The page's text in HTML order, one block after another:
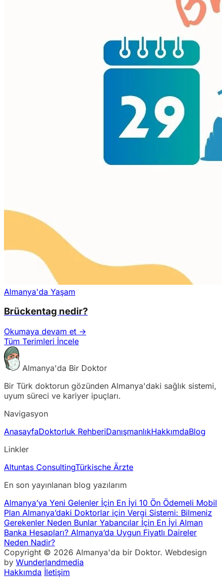
Almanya'da Yaşam
Brückentag nedir?
Okumaya devam et →
Tüm Terimleri İncele
Almanya'da Bir Doktor
Bir Türk doktorun gözünden Almanya'daki sağlık sistemi,
uyum süreci ve kariyer ipuçları.
Navigasyon
AnasayfaDoktorluk RehberiDanışmanlıkHakkımdaBlog
Linkler
Altuntas ConsultingTürkische Ärzte
En son yayınlanan blog yazılarım
Almanya’ya Yeni Gelenler İçin En İyi 10 Ön Ödemeli Mobil
Plan Almanya’daki Doktorlar için Vergi Sistemi: Bilmeniz
Gerekenler Neden Bunlar Yabancılar İçin En İyi Alman
Banka Hesapları? Almanya’da Uygun Fiyatlı Daireler
Neden Nadir?
Copyright © 2026 Almanya'da bir Doktor. Webdesign
by Wunderlandmedia
Hakkımda İletişim